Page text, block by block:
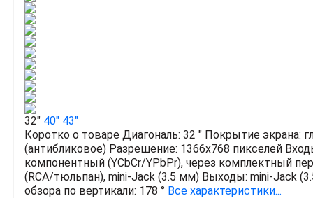
32" 40" 43"
Коротко о товаре Диагональ: 32 " Покрытие экрана:
(антибликовое) Разрешение: 1366x768 пикселей
компонентный (YCbCr/YPbPr), через комплектный
(RCA/тюльпан), mini-Jack (3.5 мм) Выходы: mini-Jack
обзора по вертикали: 178 ° Все характеристики...